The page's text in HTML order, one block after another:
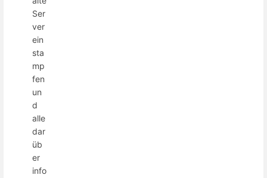
Ser
ver
ein
sta
mp
fen
un
d
alle
dar
üb
er
info